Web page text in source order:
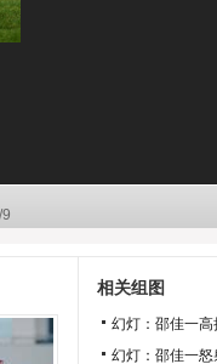
9
相关组图
幻灯：邵佳一
幻灯：邵佳一